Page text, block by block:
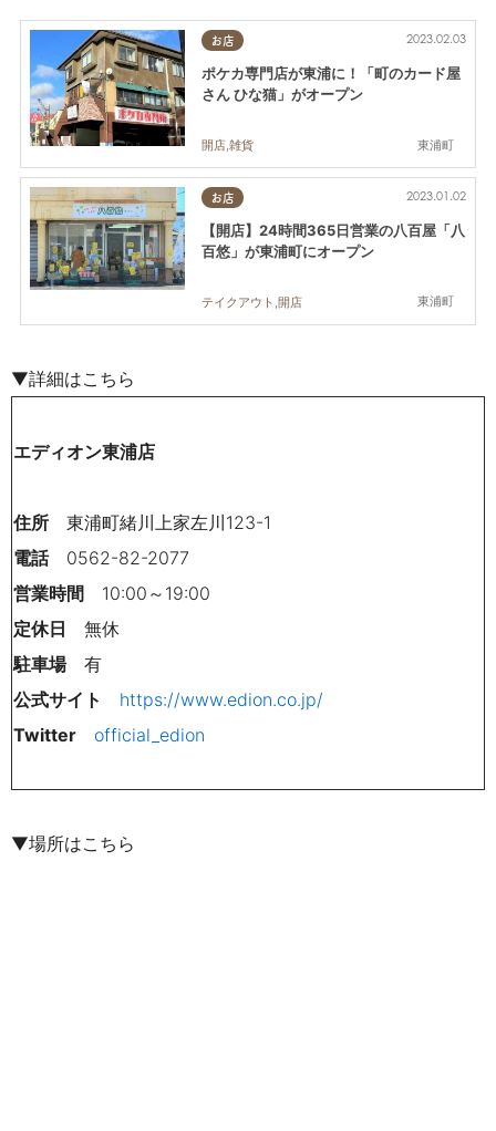
お店
東浦町
2023.02.03
ポケカ専門店が東浦に！「町のカード屋
さん ひな猫」がオープン
開店,雑貨
お店
東浦町
2023.01.02
【開店】24時間365日営業の八百屋「八
百悠」が東浦町にオープン
テイクアウト,開店
▼詳細はこちら
エディオン東浦店
住所 東浦町緒川上家左川123-1
電話0562-82-2077
営業時間 10:00～19:00
定休日 無休
駐車場有
公式サイト
https://www.edion.co.jp/
Twitter official_edion
▼場所はこちら